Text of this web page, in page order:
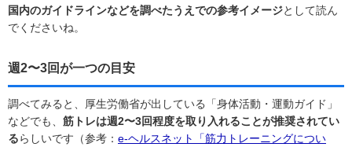
国内のガイドラインなどを調べたうえでの参考イメージとして読ん
でくださいね。
週2〜3回が一つの目安
調べてみると、厚生労働省が出している「身体活動・運動ガイド」
などでも、 筋トレは週2〜3回程度を取り入れることが推奨されてい
るらしいです（参考： e-ヘルスネット「筋力トレーニングについ